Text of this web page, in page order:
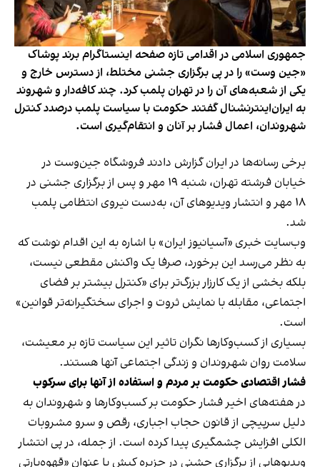
جمهوری اسلامی در اقدامی تازه صفحه اینستاگرام برند پوشاک
«جین وست» را در پی برگزاری جشنی مختلط، از دسترس خارج و
یکی از شعبه‌های آن را در تهران پلمب کرد. چند کافه‌‌دار و شهروند
به ایران‌اینترنشنال گفتند حکومت با سیاست پلمب درصدد کنترل
شهروندان، اعمال فشار بر آنان و انتقام‌گیری است.
برخی رسانه‌ها در ایران گزارش دادند فروشگاه جین‌وست در
خیابان فرشته تهران، شنبه ۱۹ مهر و پس از برگزاری جشنی در
۱۸ مهر و انتشار ویدیوهای آن، به‌دست نیروی انتظامی پلمب
شد.
وب‌سایت خبری «آسیانیوز ایران» با اشاره به این اقدام نوشت که
به نظر می‌رسد این برخورد، صرفا یک واکنش مقطعی نیست،
بلکه بخشی از یک کارزار بزرگ‌تر برای «کنترل بیشتر بر فضای
اجتماعی، مقابله با نمایش ثروت و اجرای سختگیرانه‌تر قوانین»
است.
بسیاری از کسب‌وکارها نگران تاثیر این سیاست‌ تازه بر معیشت،
سلامت روان شهروندان و زندگی اجتماعی آنها هستند.
فشار اقتصادی حکومت بر مردم و استفاده از آنها برای سرکوب
در هفته‌های اخیر فشار حکومت بر کسب‌وکارها و شهروندان به
دلیل سرپیچی از قانون حجاب اجباری، رقص و سرو مشروبات
الکلی افزایش چشمگیری پیدا کرده است. از جمله، در پی انتشار
ویدیوهایی از برگزاری جشنی در جزیره کیش با عنوان «قهوه‌پارتی